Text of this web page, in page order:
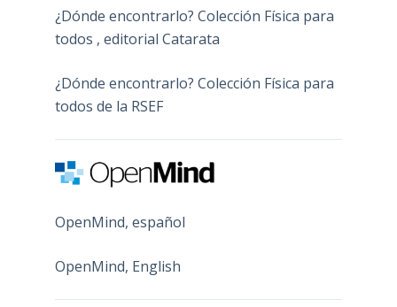
¿Dónde encontrarlo? Colección Física para
todos , editorial Catarata
¿Dónde encontrarlo? Colección Física para
todos de la RSEF
OpenMind, español
OpenMind, English